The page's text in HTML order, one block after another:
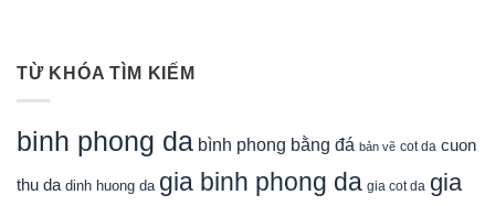
TỪ KHÓA TÌM KIẾM
binh phong da bình phong bằng đá bản vẽ cot da cuon
thu da dinh huong da gia binh phong da gia cot da gia